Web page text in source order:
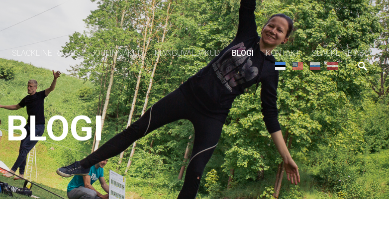
SLACKLINE RAJAD JÕULINNAKUD MÄNGUVÄLJAKUD BLOGI KONTAKT SLACKLINE ABC
BLOGI